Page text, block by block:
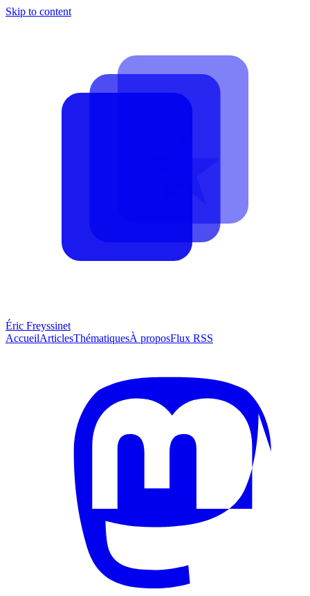
Skip to content
Éric Freyssinet
AccueilArticlesThématiquesÀ proposFlux RSS